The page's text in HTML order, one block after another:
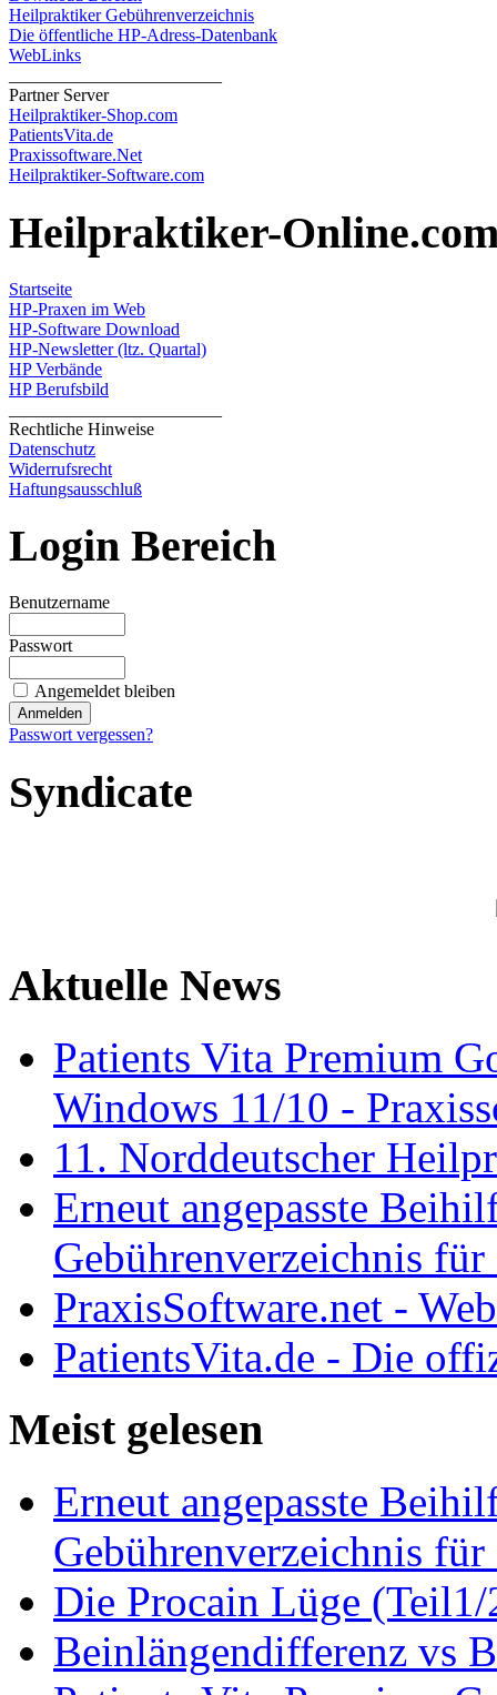
Heilpraktiker Gebührenverzeichnis
Die öffentliche HP-Adress-Datenbank
WebLinks
Partner Server
Heilpraktiker-Shop.com
PatientsVita.de
Praxissoftware.Net
Heilpraktiker-Software.com
Heilpraktiker-
Startseite
HP-Praxen im Web
HP-Software Download
HP-Newsletter (ltz. Quartal)
HP Verbände
HP Berufsbild
Rechtliche Hinweise
Datenschutz
Widerrufsrecht
Haftungsausschluß
Login Bereich
Benutzername
Passwort
Angemeldet bleiben
Passwort vergessen?
Syndicate
Aktuelle News
Patients Vita Premium
Windows 11/10 -
11. Norddeutscher
Erneut angepasste
Gebührenverzeichnis
PraxisSoftware.net -
PatientsVita.de - Die
Meist gelesen
Erneut angepasste
Gebührenverzeichnis
Die Procain Lüge
Beinlängendifferenz vs